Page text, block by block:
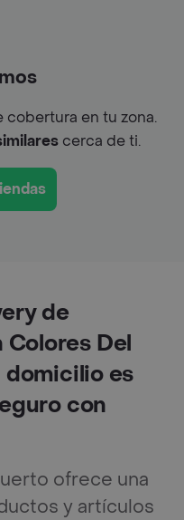
cobertura en tu zona.
cerca de ti.
de
Colores Del
domicilio es
con
ofrece una
y artículos